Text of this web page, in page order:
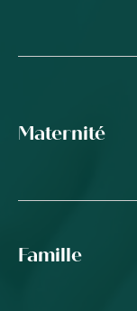
Maternité
Famille